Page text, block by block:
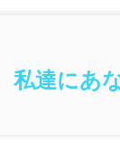
私達にあ